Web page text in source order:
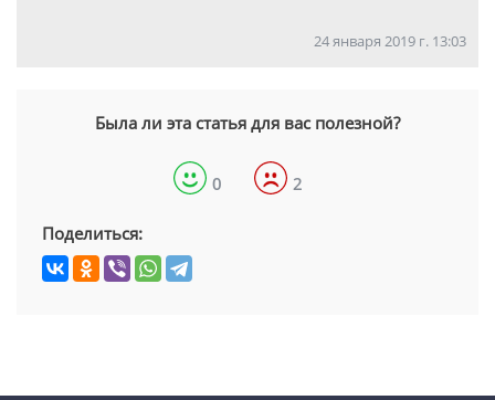
24 января 2019 г. 13:03
Была ли эта статья для вас полезной?
0 2
Поделиться: